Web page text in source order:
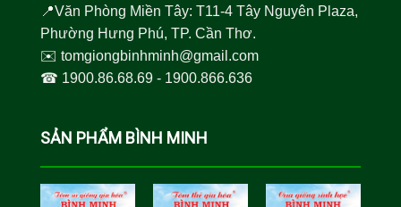
📍Văn Phòng Miền Tây: T11-4 Tây Nguyên Plaza,
Phường Hưng Phú, TP. Cần Thơ.
✉️ tomgiongbinhminh@gmail.com
☎︎ 1900.86.68.69- 1900.866.636
SẢN PHẨM BÌNH MINH